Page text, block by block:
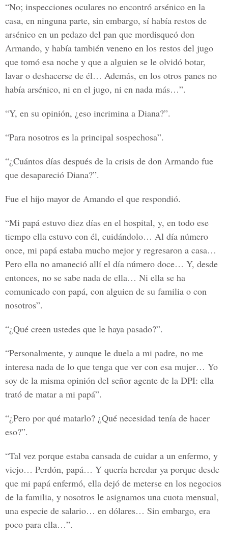
“No; inspecciones oculares no encontró arsénico en la
casa, en ninguna parte, sin embargo, sí había restos de
arsénico en un pedazo del pan que mordisqueó don
Armando, y había también veneno en los restos del jugo
que tomó esa noche y que a alguien se le olvidó botar,
lavar o deshacerse de él… Además, en los otros panes no
había arsénico, ni en el jugo, ni en nada más…”.
“Y, en su opinión, ¿eso incrimina a Diana?”.
“Para nosotros es la principal sospechosa”.
“¿Cuántos días después de la crisis de don Armando fue
que desapareció Diana?”.
Fue el hijo mayor de Amando el que respondió.
“Mi papá estuvo diez días en el hospital, y, en todo ese
tiempo ella estuvo con él, cuidándolo… Al día número
once, mi papá estaba mucho mejor y regresaron a casa…
Pero ella no amaneció allí el día número doce… Y, desde
entonces, no se sabe nada de ella… Ni ella se ha
comunicado con papá, con alguien de su familia o con
nosotros”.
“¿Qué creen ustedes que le haya pasado?”.
“Personalmente, y aunque le duela a mi padre, no me
interesa nada de lo que tenga que ver con esa mujer… Yo
soy de la misma opinión del señor agente de la DPI: ella
trató de matar a mi papá”.
“¿Pero por qué matarlo? ¿Qué necesidad tenía de hacer
eso?”.
“Tal vez porque estaba cansada de cuidar a un enfermo, y
viejo… Perdón, papá… Y quería heredar ya porque desde
que mi papá enfermó, ella dejó de meterse en los negocios
de la familia, y nosotros le asignamos una cuota mensual,
una especie de salario… en dólares… Sin embargo, era
poco para ella…”.